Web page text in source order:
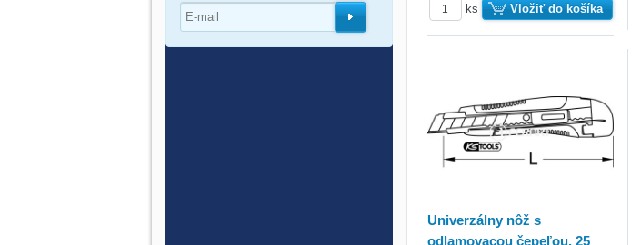
ks Vložiť do košíka
Univerzálny nôž s
odlamovacou čepeľou, 25
Odoberať